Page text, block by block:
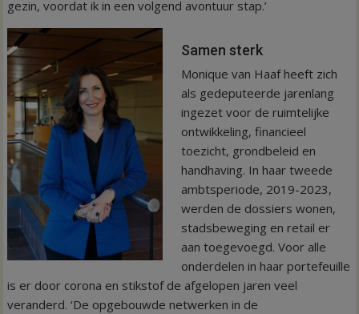
gezin, voordat ik in een volgend avontuur stap.’
Samen sterk
Monique van Haaf heeft zich
als gedeputeerde jarenlang
ingezet voor de ruimtelijke
ontwikkeling, financieel
toezicht, grondbeleid en
handhaving. In haar tweede
ambtsperiode, 2019-2023,
werden de dossiers wonen,
stadsbeweging en retail er
aan toegevoegd. Voor alle
onderdelen in haar portefeuille
is er door corona en stikstof de afgelopen jaren veel
veranderd. ‘De opgebouwde netwerken in de